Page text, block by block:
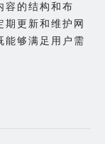
容的结构和布
期更新和维护网
能够满足用户需